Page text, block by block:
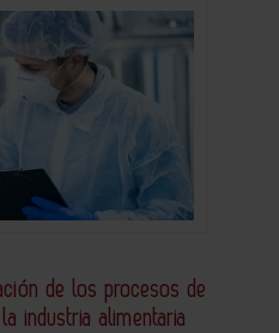
de los procesos de
industria alimentaria